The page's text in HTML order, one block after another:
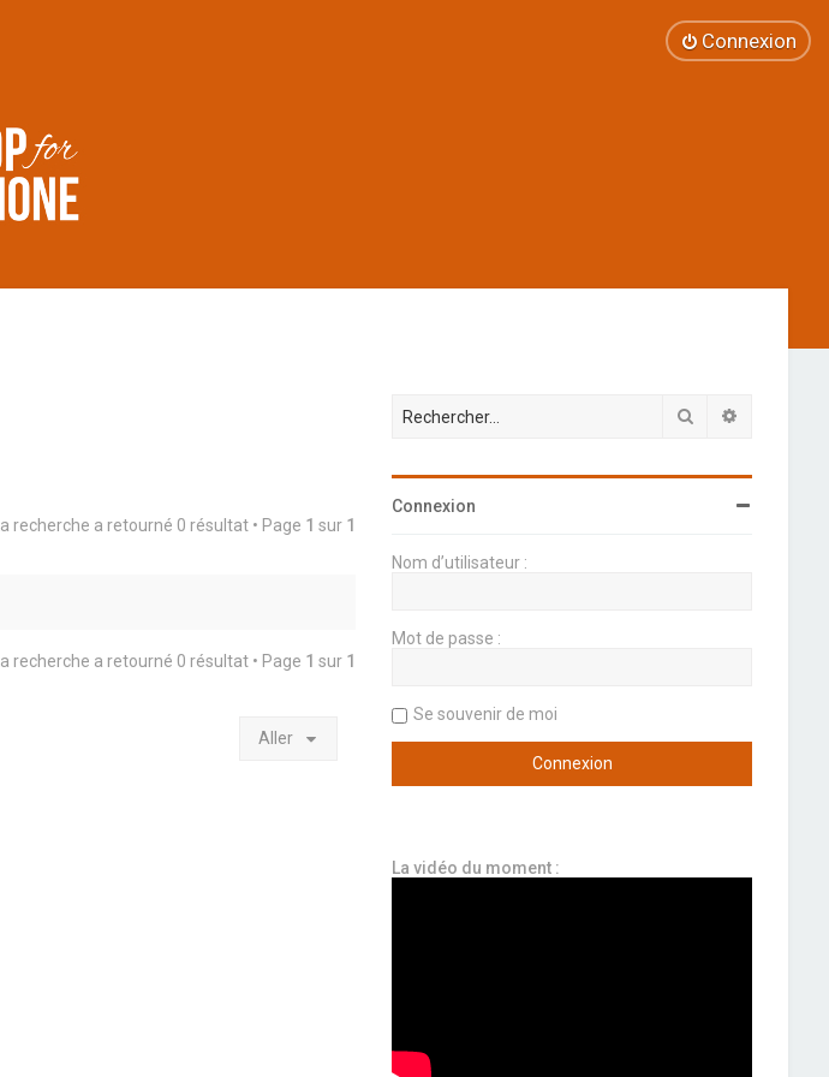
Connexion
La recherche a retourné 0 résultat • Page 1 sur 1
La recherche a retourné 0 résultat • Page 1 sur 1
Aller
Rechercher
Connexion
Nom d’utilisateur :
Mot de passe :
Se souvenir de moi
La vidéo du moment :